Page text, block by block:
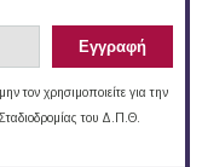
τον χρησιμοποιείτε για την
του Δ.Π.Θ.